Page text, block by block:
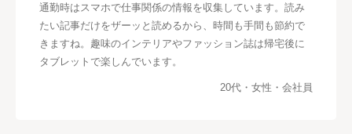
通勤時はスマホで仕事関係の情報を収集しています。読み
たい記事だけをザーッと読めるから、時間も手間も節約で
きますね。趣味のインテリアやファッション誌は帰宅後に
タブレットで楽しんでいます。
20代・女性・会社員